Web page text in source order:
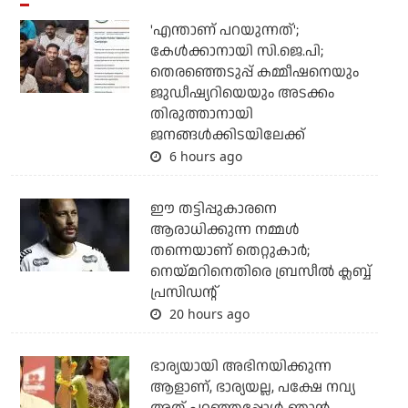
'എന്താണ് പറയുന്നത്';
കേള്‍ക്കാനായി സി.ജെ.പി;
തെരഞ്ഞെടുപ്പ് കമ്മീഷനെയും
ജുഡീഷ്യറിയെയും അടക്കം
തിരുത്താനായി
ജനങ്ങള്‍ക്കിടയിലേക്ക്
6 hours ago
ഈ തട്ടിപ്പുകാരനെ
ആരാധിക്കുന്ന നമ്മള്‍
തന്നെയാണ് തെറ്റുകാര്‍;
നെയ്മറിനെതിരെ ബ്രസീല്‍ ക്ലബ്ബ്
പ്രസിഡന്റ്
20 hours ago
ഭാര്യയായി അഭിനയിക്കുന്ന
ആളാണ്, ഭാര്യയല്ല, പക്ഷേ നവ്യ